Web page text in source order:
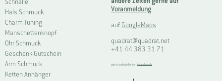
Hals Schmuck
Charm Tuning
Manschettenknopf
Ohr Schmuck
Geschenk-Gutschein
Arm Schmuck
Ketten Anhänger
Voranmeldung
auf GoogleMaps
quadrat@quadrat.net
+41 44 383 31 71
wir sind nicht bei facebook